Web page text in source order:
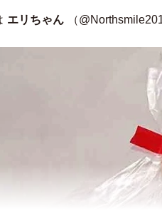
エリちゃん （